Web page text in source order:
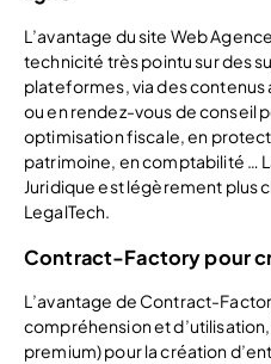
L’avantage du site Web
technicité très pointu sur des
plateformes, via des
ou en rendez-vous de conseil
optimisation fiscale, en
patrimoine, en comptabilité …
Juridique est légèrement plus
LegalTech.
Contract-Factory pour
L’avantage de Contract-
compréhension et
premium) pour la création